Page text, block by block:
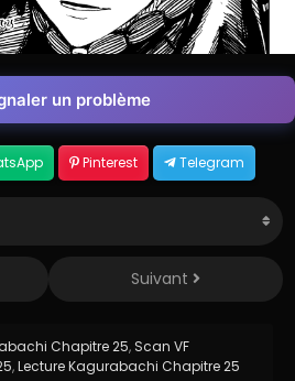
un problème
Pinterest Telegram
Suivant
Chapitre 25, Scan VF
,Lecture Kagurabachi Chapitre 25